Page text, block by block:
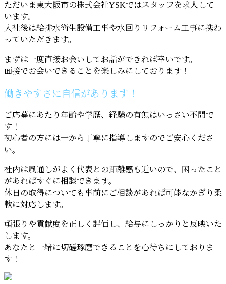
ただいま東大阪市の株式会社YSKではスタッフを求人して
います。
入社後は給排水衛生設備工事や水回りリフォーム工事に携わ
っていただきます。
まずは一度直接お会いしてお話ができれば幸いです。
面接でお会いできることを楽しみにしております！
働きやすさに自信があります！
ご応募にあたり年齢や学歴、経験の有無はいっさい不問で
す！
初心者の方には一から丁寧に指導しますのでご安心くださ
い。
社内は風通しがよく代表との距離感も近いので、困ったこと
があればすぐに相談できます。
休日の取得についても事前にご相談があれば可能なかぎり柔
軟に対応します。
頑張りや貢献度を正しく評価し、給与にしっかりと反映いた
します。
あなたと一緒に切磋琢磨できることを心待ちにしておりま
す！